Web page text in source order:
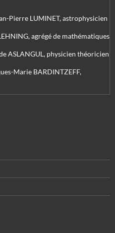
Pierre LUMINET, astrophysicien
agrégé de mathématiques
ASLANGUL, physicien théoricien
Marie BARDINTZEFF,